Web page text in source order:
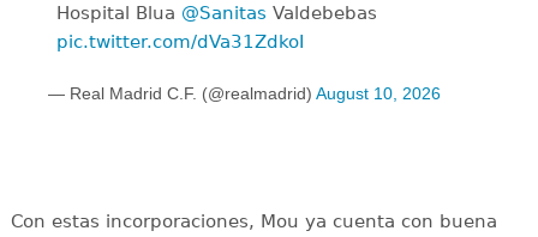
Hospital Blua @Sanitas Valdebebas
pic.twitter.com/dVa31ZdkoI
— Real Madrid C.F. (@realmadrid) August 10, 2026
Con estas incorporaciones, Mou ya cuenta con buena